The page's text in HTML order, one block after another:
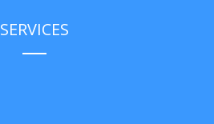
SERVICES